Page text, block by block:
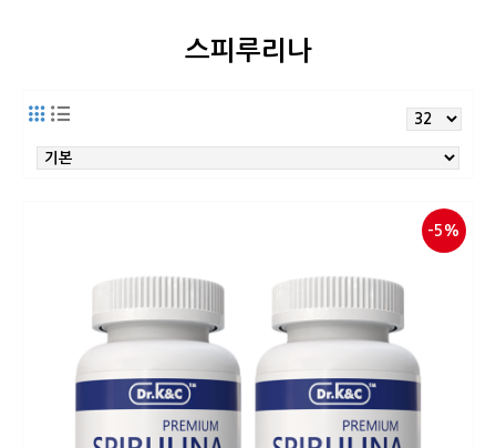
스피루리나
-5%